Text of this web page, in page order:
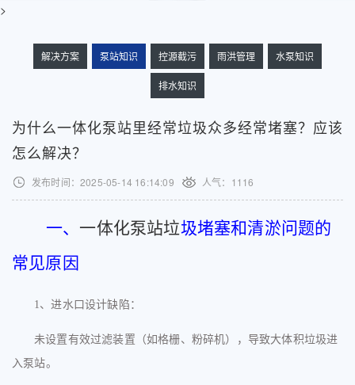
>
解决方案 泵站知识 控源截污 雨洪管理 水泵知识
排水知识
为什么一体化泵站里经常垃圾众多经常堵塞？应该
怎么解决？
发布时间：2025-05-14 16:14:09 人气： 1116
一、 一体化泵站垃圾堵塞和清淤问题的
常见原因
1、进水口设计缺陷 ：
未设置有效过滤装置（如格栅、粉碎机），导致大体积垃圾进
入泵站。